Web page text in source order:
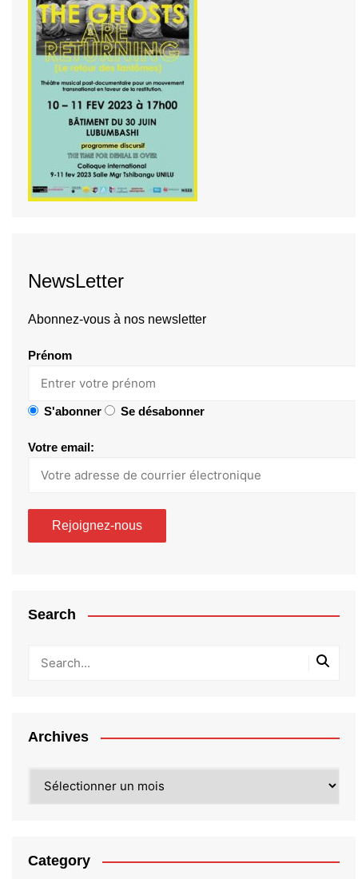
NewsLetter
Abonnez-vous à nos newsletter
Prénom
S'abonner Se désabonner
Votre email:
Search
Archives
Category